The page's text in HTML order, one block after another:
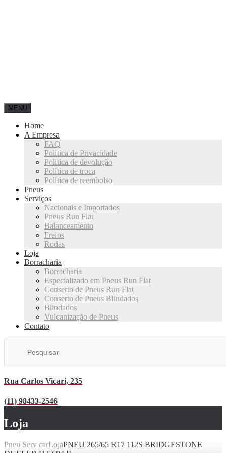
MENU
Home
A Empresa
FAQ
Política de Privacidade
Politica de devolução
Política de troca
Política de reembolso
Pneus
Serviços
Nacionais e Importados
Pneus Run Flat
Balanceamento
Freios
Rodas
Loja
Borracharia
Borracharia
Especializado em Pneus Run Flat
Conserto de Pneus Run Flat
Conserto de Pneus Blindados
Blindados
Vulcanização de Pneus
Contato
Rua Carlos Vicari, 235
(11) 98433-2546
Loja
Pneu Serv carLojaPNEU 265/65 R17 112S BRIDGESTONE